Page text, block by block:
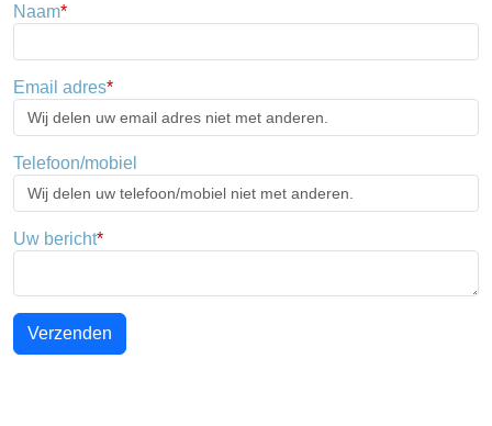
Naam*
Email adres*
Telefoon/mobiel
Uw bericht*